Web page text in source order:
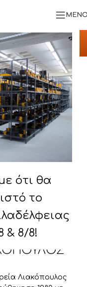
ότι θα
το
& 8/8!
Α.Ε.
Λιακόπουλος